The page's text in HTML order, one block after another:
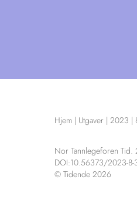
Hjem | Utgaver | 2023 |
Nor Tannlegeforen
DOI:10.56373/2023-8-
© Tidende 2026